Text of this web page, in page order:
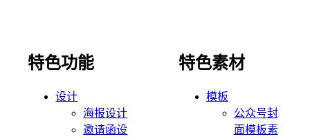
特色功能
设计
海报设计
邀请函设
特色素材
模板
公众号封
面模板素